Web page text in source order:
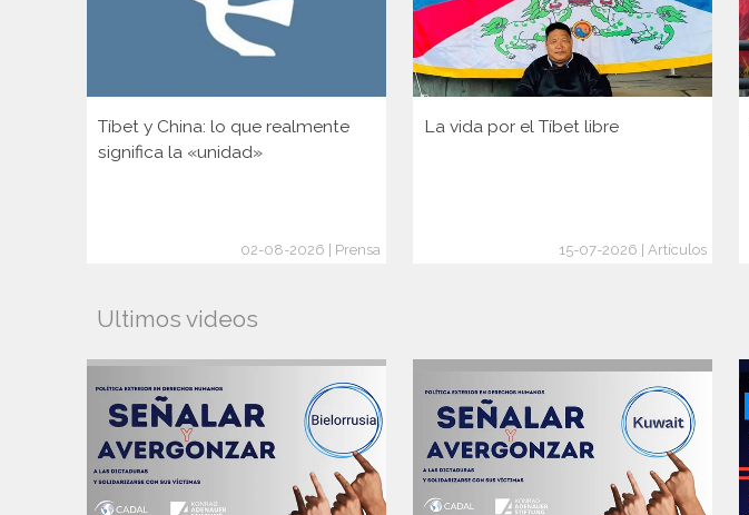
Tíbet y China: lo que realmente
significa la «unidad»
02-08-2026 | Prensa
La vida por el Tíbet libre
15-07-2026 | Artículos
Ultimos videos